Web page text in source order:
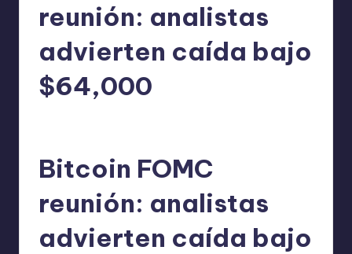
reunión: analistas
advierten caída bajo
$64,000
Bitcoin FOMC
reunión: analistas
advierten caída bajo